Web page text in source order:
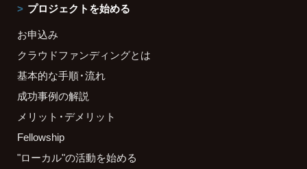
プロジェクトを始める
お申込み
クラウドファンディングとは
基本的な手順・流れ
成功事例の解説
メリット・デメリット
Fellowship
"ローカル"の活動を始める